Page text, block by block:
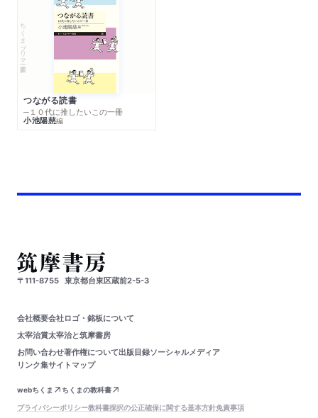
ちくまプリマー新書
つながる読書
─１０代に推したいこの一冊
小池陽慈編
〒111-8755 東京都台東区蔵前2-5-3
会社概要会社ロゴ・銘板について
太宰治賞太宰治と筑摩書房
お問い合わせ著作権について出版目録ソーシャルメディア
リンク集サイトマップ
webちくま
ちくまの教科書
プライバシーポリシー教科書採択の公正確保に関する基本方針免責事項